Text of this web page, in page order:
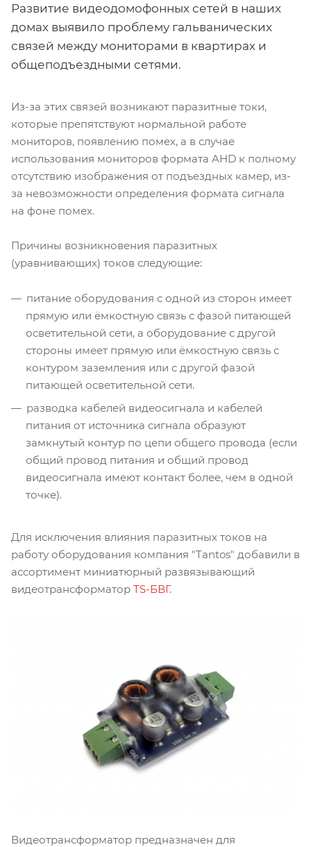
Развитие видеодомофонных сетей в наших
домах выявило проблему гальванических
связей между мониторами в квартирах и
общеподъездными сетями.
Из-за этих связей возникают паразитные токи,
которые препятствуют нормальной работе
мониторов, появлению помех, а в случае
использования мониторов формата AHD к полному
отсутствию изображения от подъездных камер, из-
за невозможности определения формата сигнала
на фоне помех.
Причины возникновения паразитных
(уравнивающих) токов следующие:
питание оборудования с одной из сторон имеет
прямую или ёмкостную связь с фазой питающей
осветительной сети, а оборудование с другой
стороны имеет прямую или ёмкостную связь с
контуром заземления или с другой фазой
питающей осветительной сети.
разводка кабелей видеосигнала и кабелей
питания от источника сигнала образуют
замкнутый контур по цепи общего провода (если
общий провод питания и общий провод
видеосигнала имеют контакт более, чем в одной
точке).
Для исключения влияния паразитных токов на
работу оборудования компания "Tantos" добавили в
ассортимент миниатюрный развязывающий
видеотрансформатор TS-БВГ.
Видеотрансформатор предназначен для